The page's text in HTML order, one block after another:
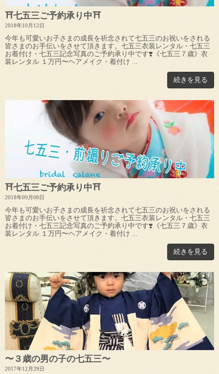
⛩七五三ご予約承り中⛩
2018年10月12日
今年も可愛いお子さまの成長を祈念されて七五三のお祝いをされる
皆さまのお手伝いをさせて頂きます。七五三衣装レンタル・七五三
お着付け・七五三記念写真のご予約承り中です❣️《七五三７歳》衣
装レンタル １万円〜ヘアメイク・着付け ...
続きを見る
⛩七五三ご予約承り中⛩
2018年09月08日
今年も可愛いお子さまの成長を祈念されて七五三のお祝いをされる
皆さまのお手伝いをさせて頂きます。七五三衣装レンタル・七五三
お着付け・七五三記念写真のご予約承り中です❣️《七五三７歳》衣
装レンタル １万円〜ヘアメイク・着付け ...
続きを見る
〜３歳の男の子の七五三〜
2017年12月29日